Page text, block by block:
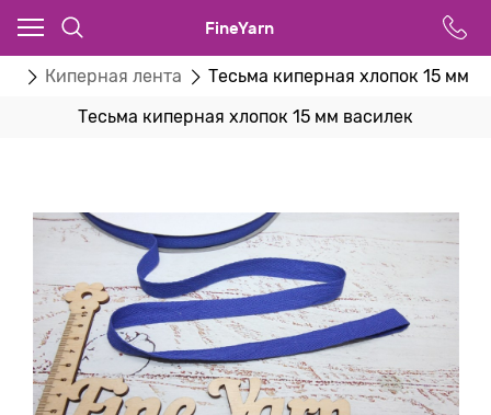
FineYarn
Киперная лента Тесьма киперная хлопок 15 мм
Тесьма киперная хлопок 15 мм василек